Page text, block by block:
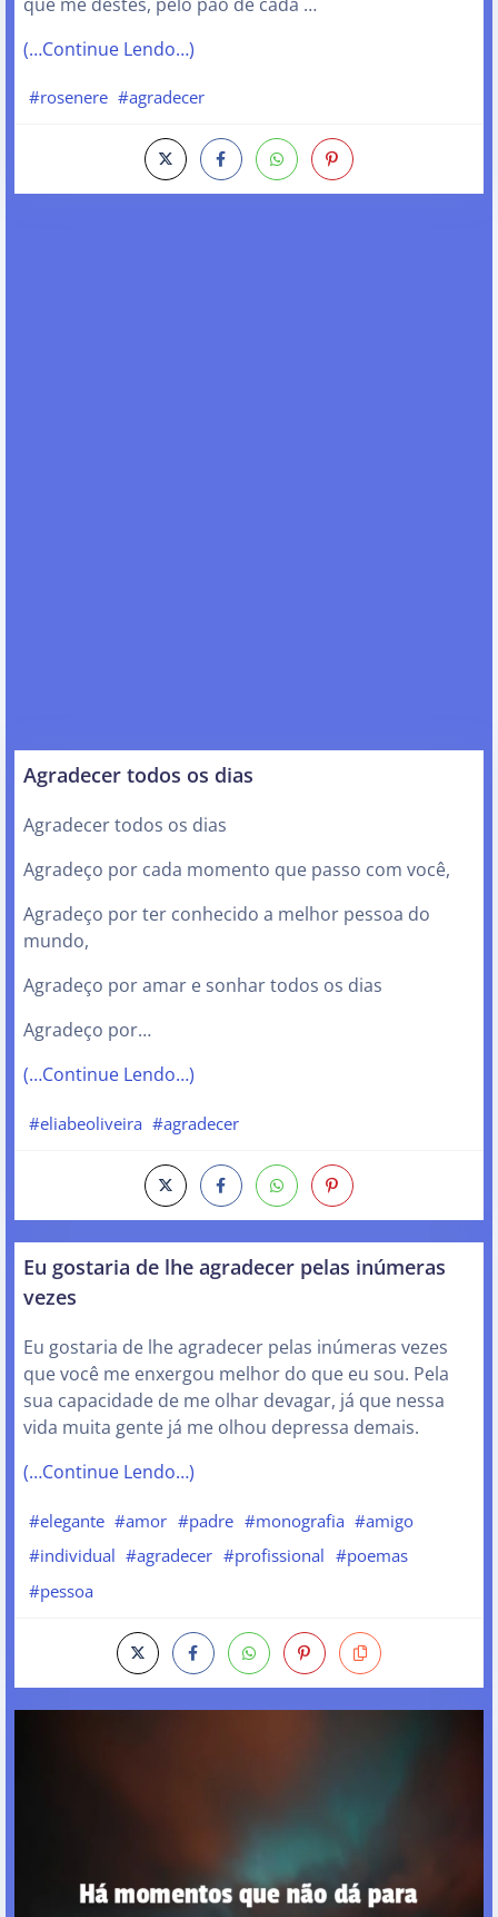
(…Continue Lendo…)
#rosenere #agradecer
Agradecer todos os dias
Agradecer todos os dias
Agradeço por cada momento que passo com você,
Agradeço por ter conhecido a melhor pessoa do
mundo,
Agradeço por amar e sonhar todos os dias
Agradeço por…
(…Continue Lendo…)
#eliabeoliveira #agradecer
Eu gostaria de lhe agradecer pelas inúmeras
vezes
Eu gostaria de lhe agradecer pelas inúmeras vezes
que você me enxergou melhor do que eu sou. Pela
sua capacidade de me olhar devagar, já que nessa
vida muita gente já me olhou depressa demais.
(…Continue Lendo…)
#elegante #amor #padre #monografia #amigo
#individual #agradecer #profissional #poemas
#pessoa